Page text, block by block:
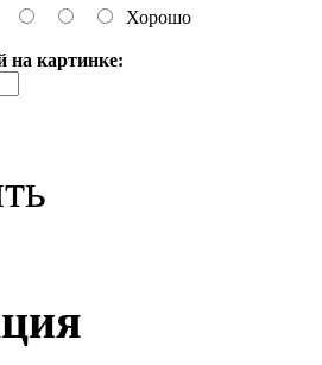
Хорошо
на картинке: